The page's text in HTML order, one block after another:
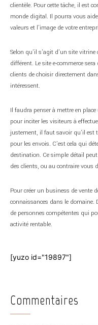
clientèle. Pour cette tâche, il est
monde digital. Il pourra vous
valeurs et l’image de votre
Selon qu’il s’agit d’un site
différent. Le site e-commerce
clients de choisir directement
intéressent.
Il faudra penser à mettre en
pour inciter les visiteurs à
justement, il faut savoir qu’il
pour les envois. C’est cela qui
destination. Ce simple détail
des clients, ou au contraire vous
Pour créer un business de vente
connaissances dans le domaine.
de personnes compétentes qui
activité rentable.
[yuzo id="19897"]
Commentaires